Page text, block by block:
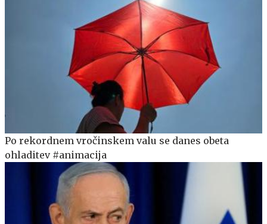
Po rekordnem vročinskem valu se danes obeta
ohladitev #animacija